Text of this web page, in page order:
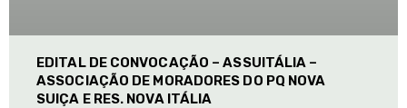
EDITAL DE CONVOCAÇÃO – ASSUITÁLIA –
ASSOCIAÇÃO DE MORADORES DO PQ NOVA
SUIÇA E RES. NOVA ITÁLIA